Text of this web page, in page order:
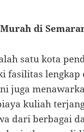
di
satu kota
fasilitas
juga
kuliah
dari berbagai